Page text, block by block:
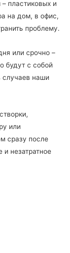
пластиковых и
на дом, в офис,
проблему.
или срочно –
будут с собой
случаев наши
или
сразу после
незатратное